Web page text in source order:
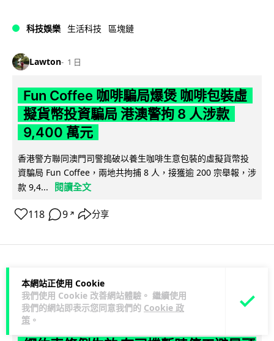
本網站正使用 Cookie
我們使用 Cookie 改善網站體驗。 繼續使用
我們的網站即表示您同意我們的 Cookie 政
策 。
科技娛樂 生活科技 區塊鏈
Lawton 1 日
Fun Coffee 咖啡騙局爆煲 咖啡包裝虛
擬貨幣投資騙局 港澳警拘 8 人涉款
9,400 萬元
香港警方聯同澳門司警搗破以養生咖啡生意包裝的虛擬貨幣投
資騙局 Fun Coffee，兩地共拘捕 8 人，接獲逾 200 宗舉報，涉
款 9,4...
閱讀全文
118 9 ↗ 分享
科技娛樂 生活科技
Lawton 1 日